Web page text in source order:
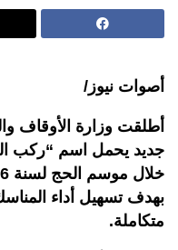
أصوات نيوز/
أطلقت وزارة الأوقاف
جديد يحمل اسم “ركب
بهدف تسهيل أداء
متكاملة.